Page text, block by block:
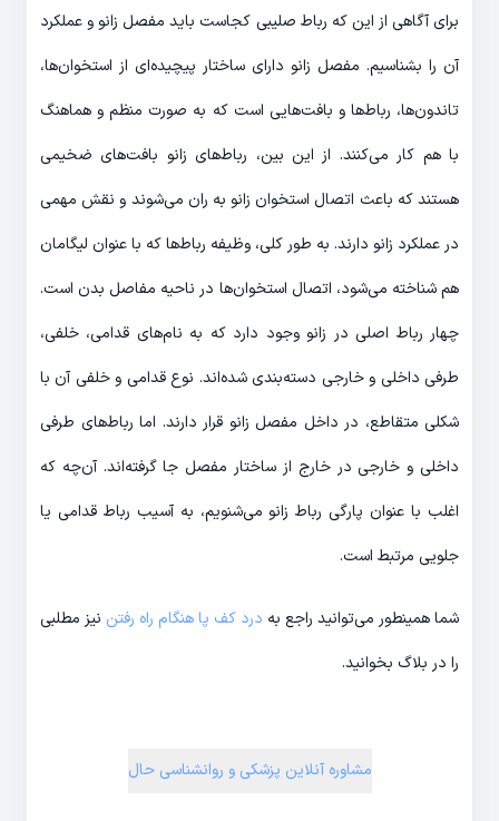
برای آگاهی از این که رباط صلیبی کجاست باید مفصل زانو و عملکرد
آن را بشناسیم. مفصل زانو دارای ساختار پیچیده‌ای از استخوان‌ها،
تاندون‌ها، رباط‌ها و بافت‌هایی است که به صورت منظم و هماهنگ
با هم کار می‌کنند. از این بین، رباط‌های زانو بافت‌های ضخیمی
هستند که باعث اتصال استخوان زانو به ران می‌شوند و نقش مهمی
در عملکرد زانو دارند. به طور کلی، وظیفه رباط‌ها که با عنوان لیگامان
هم شناخته می‌شود، اتصال استخوان‌ها در ناحیه مفاصل بدن است.
چهار رباط اصلی در زانو وجود دارد که به نام‌های قدامی، خلفی،
طرفی داخلی و خارجی دسته‌بندی شده‌اند. نوع قدامی و خلفی آن با
شکلی متقاطع، در داخل مفصل زانو قرار دارند. اما رباط‌های طرفی
داخلی و خارجی در خارج از ساختار مفصل جا گرفته‌اند. آن‌چه که
اغلب با عنوان پارگی رباط زانو می‌شنویم، به آسیب رباط قدامی یا
جلویی مرتبط است.
شما همینطور می‌توانید راجع به درد کف پا هنگام راه رفتن نیز مطلبی
را در بلاگ بخوانید.
مشاوره آنلاین پزشکی و روانشناسی حال